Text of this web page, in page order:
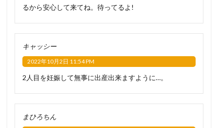
るから安心して来てね。待ってるよ!
キャッシー
2022年10月2日 11:54 PM
2人目を妊娠して無事に出産出来ますように…。
まひろちん